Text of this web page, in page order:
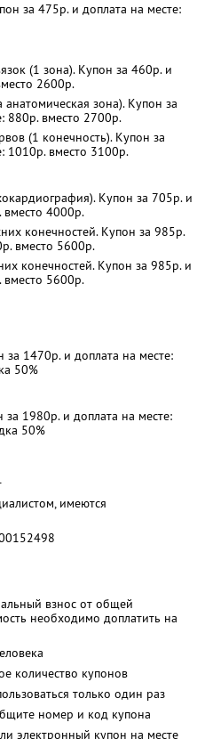
за 475р. и доплата на месте:
(1 зона). Купон за 460р. и
2600р.
зона). Купон за
880р. вместо 2700р.
(1 конечность). Купон за
1010р. вместо 3100р.
Купон за 705р. и
вместо 4000р.
конечностей. Купон за 985р.
вместо 5600р.
конечностей. Купон за 985р. и
вместо 5600р.
1470р. и доплата на месте:
50%
1980р. и доплата на месте:
50%
имеются
взнос от общей
необходимо доплатить на
количество купонов
только один раз
номер и код купона
электронный купон на месте